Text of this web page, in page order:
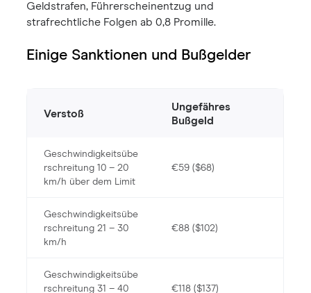
Geldstrafen, Führerscheinentzug und
strafrechtliche Folgen ab 0,8 Promille.
Einige Sanktionen und Bußgelder
Verstoß
Ungefähres
Bußgeld
Geschwindigkeitsübe
rschreitung 10 – 20
km/h über dem Limit
€59 ($68)
Geschwindigkeitsübe
rschreitung 21 – 30
km/h
€88 ($102)
Geschwindigkeitsübe
rschreitung 31 – 40
€118 ($137)